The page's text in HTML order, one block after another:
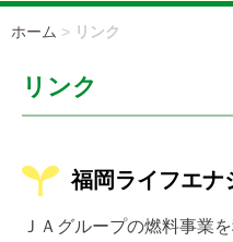
ホーム > リンク
リンク
福岡ライフエナ
ＪＡグループの燃料事業